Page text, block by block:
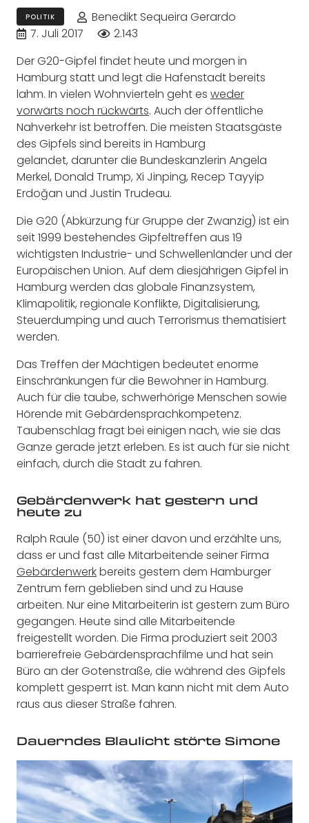
POLITIK
Benedikt Sequeira Gerardo
7. Juli 2017
2.143
Der G20-Gipfel findet heute und morgen in
Hamburg statt und legt die Hafenstadt bereits
lahm. In vielen Wohnvierteln geht es weder
vorwärts noch rückwärts. Auch der öffentliche
Nahverkehr ist betroffen. Die meisten Staatsgäste
des Gipfels sind bereits in Hamburg
gelandet, darunter die Bundeskanzlerin Angela
Merkel, Donald Trump, Xi Jinping, Recep Tayyip
Erdoğan und Justin Trudeau.
Die G20 (Abkürzung für Gruppe der Zwanzig) ist ein
seit 1999 bestehendes Gipfeltreffen aus 19
wichtigsten Industrie- und Schwellenländer und der
Europäischen Union. Auf dem diesjährigen Gipfel in
Hamburg werden das globale Finanzsystem,
Klimapolitik, regionale Konflikte, Digitalisierung,
Steuerdumping und auch Terrorismus thematisiert
werden.
Das Treffen der Mächtigen bedeutet enorme
Einschränkungen für die Bewohner in Hamburg.
Auch für die taube, schwerhörige Menschen sowie
Hörende mit Gebärdensprachkompetenz.
Taubenschlag fragt bei einigen nach, wie sie das
Ganze gerade jetzt erleben. Es ist auch für sie nicht
einfach, durch die Stadt zu fahren.
Gebärdenwerk hat gestern und
heute zu
Ralph Raule (50) ist einer davon und erzählte uns,
dass er und fast alle Mitarbeitende seiner Firma
Gebärdenwerkbereits gestern dem Hamburger
Zentrum fern geblieben sind und zu Hause
arbeiten. Nur eine Mitarbeiterin ist gestern zum Büro
gegangen. Heute sind alle Mitarbeitende
freigestellt worden. Die Firma produziert seit 2003
barrierefreie Gebärdensprachfilme und hat sein
Büro an der Gotenstraße, die während des Gipfels
komplett gesperrt ist. Man kann nicht mit dem Auto
raus aus dieser Straße fahren.
Dauerndes Blaulicht störte Simone